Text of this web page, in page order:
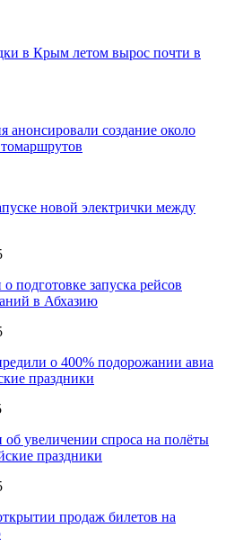
в Крым летом вырос почти в
анонсировали создание около
новой электрички между
подготовке запуска рейсов
в Абхазию
о 400% подорожании авиа
праздники
увеличении спроса на полёты
праздники
продаж билетов на